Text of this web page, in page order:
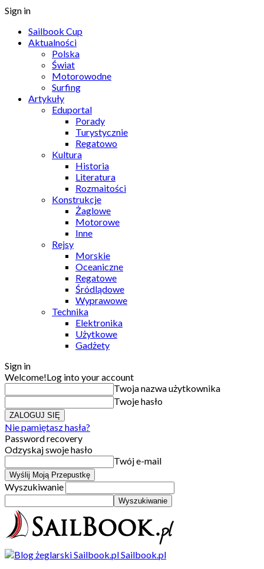
Sign in
Sailbook Cup
Aktualności
Polska
Świat
Motorowodne
Surfing
Artykuły
Eduportal
Porady
Turystycznie
Regatowo
Kultura
Historia
Literatura
Rozmaitości
Konstrukcje
Żaglowe
Motorowe
Inne
Rejsy
Morskie
Oceaniczne
Regatowe
Śródlądowe
Wyprawowe
Technika
Elektronika
Użytkowe
Gadżety
Sign in
Welcome!Log into your account
Twoja nazwa użytkownika
Twoje hasło
Nie pamiętasz hasła?
Password recovery
Odzyskaj swoje hasło
Twój e-mail
Wyszukiwanie
Sailbook.pl